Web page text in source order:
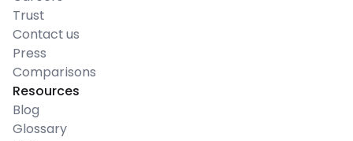
Trust
Contact us
Press
Comparisons
Resources
Blog
Glossary